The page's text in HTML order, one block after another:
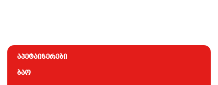
აპეტაიზერები
ბაო